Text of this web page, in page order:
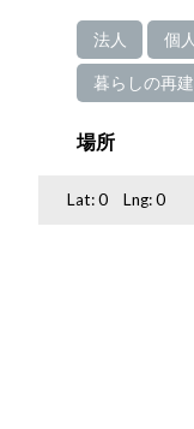
法人 個人
暮らしの再建
場所
Lat:0 Lng:0